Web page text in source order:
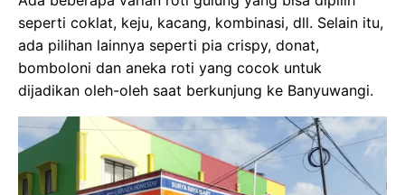
seperti coklat, keju, kacang, kombinasi, dll. Selain itu,
ada pilihan lainnya seperti pia crispy, donat,
bomboloni dan aneka roti yang cocok untuk
dijadikan oleh-oleh saat berkunjung ke Banyuwangi.